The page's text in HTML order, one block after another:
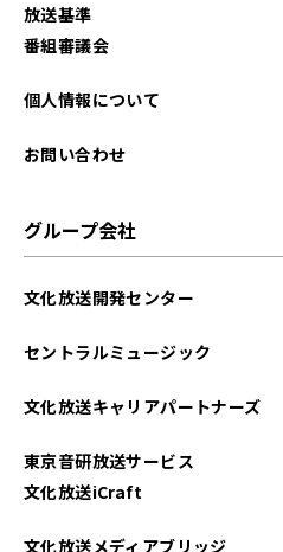
2024年04月
2024年01月
2023年08月
放送基準
番組審議会
個人情報について
お問い合わせ
グループ会社
文化放送開発センター
セントラルミュージック
文化放送キャリアパートナーズ
東京音研放送サービス
文化放送iCraft
文化放送メディアブリッジ